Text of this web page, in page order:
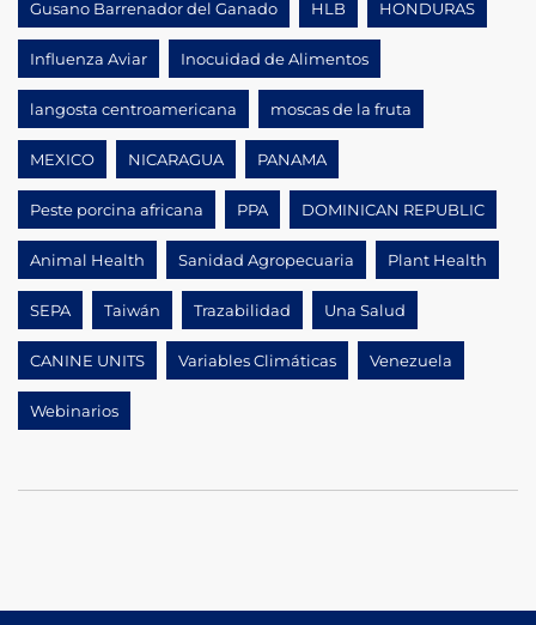
Gusano Barrenador del Ganado HLB HONDURAS
Influenza Aviar Inocuidad de Alimentos
langosta centroamericana moscas de la fruta
MEXICO NICARAGUA PANAMA
Peste porcina africana PPA DOMINICAN REPUBLIC
Animal Health Sanidad Agropecuaria Plant Health
SEPA Taiwán Trazabilidad Una Salud
CANINE UNITS Variables Climáticas Venezuela
Webinarios